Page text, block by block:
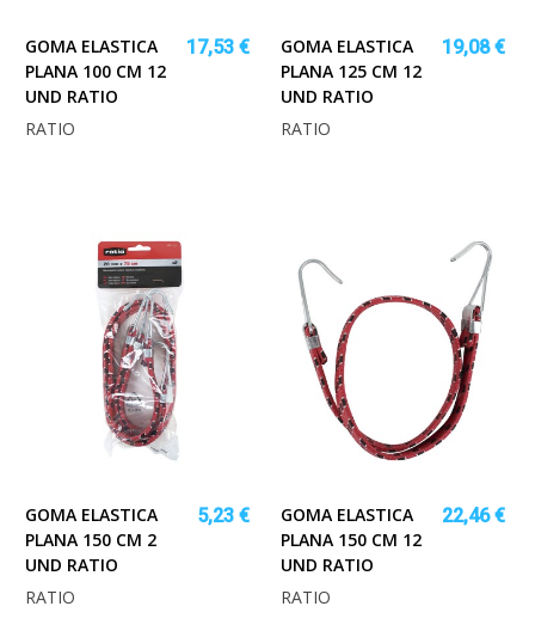
GOMA ELASTICA
PLANA 100 CM 12
UND RATIO
17,53 €
RATIO
GOMA ELASTICA
PLANA 125 CM 12
UND RATIO
19,08 €
RATIO
GOMA ELASTICA
PLANA 150 CM 2
UND RATIO
5,23 €
RATIO
GOMA ELASTICA
PLANA 150 CM 12
UND RATIO
22,46 €
RATIO